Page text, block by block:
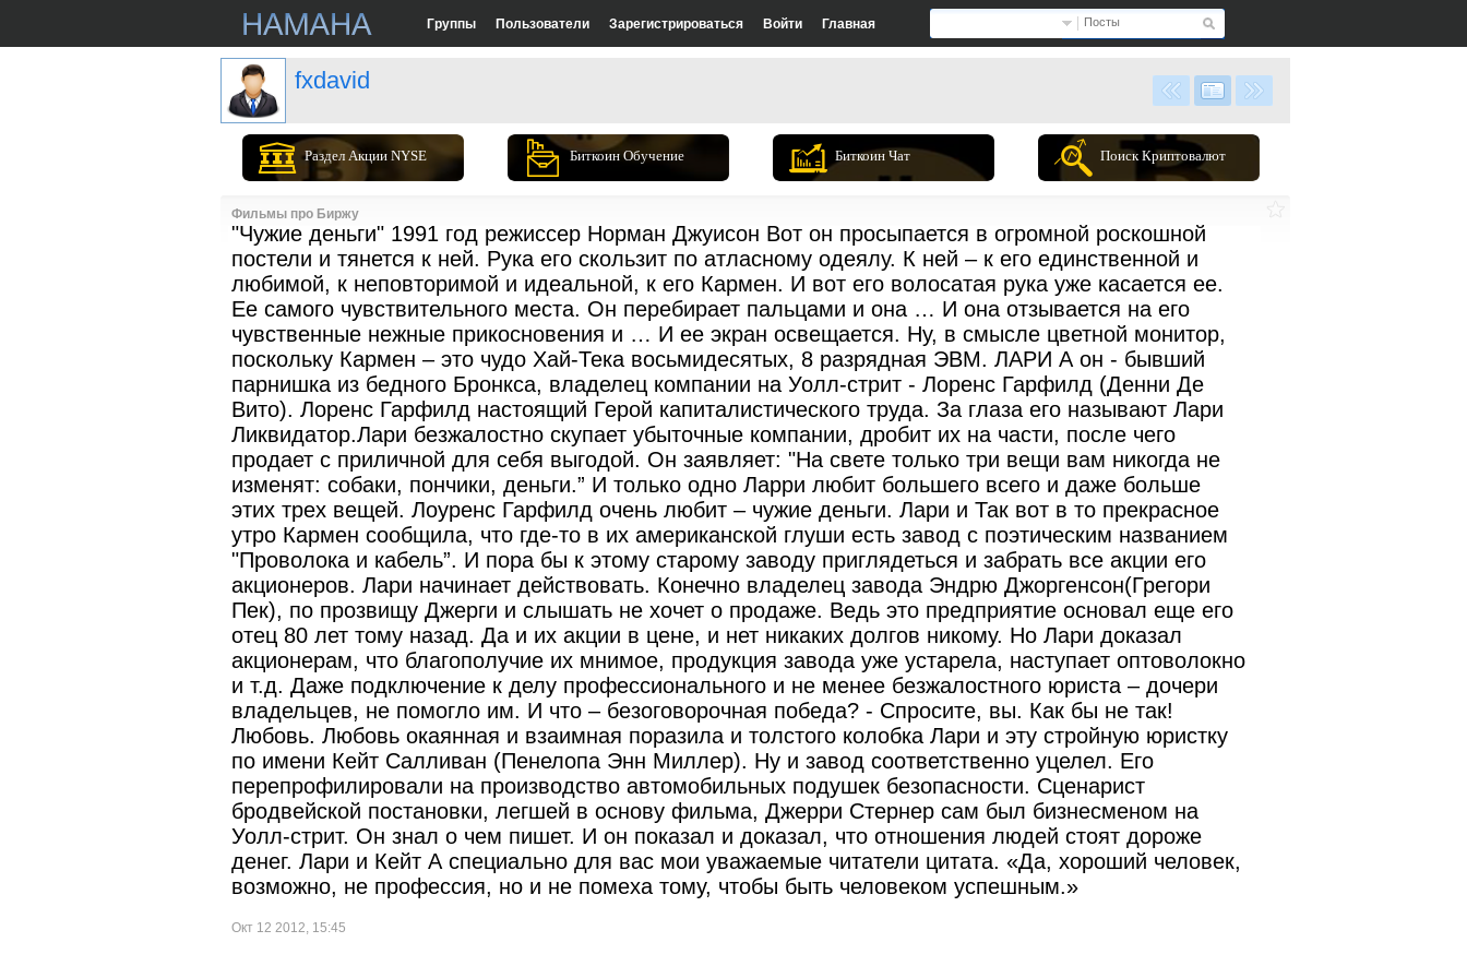
Посты
Группы Пользователи Зарегистрироваться Войти Главная
fxdavid
Раздел Акции NYSE Биткоин Обучение Биткоин Чат Поиск Криптовалют
Фильмы про Биржу
"Чужие деньги" 1991 год режиссер Норман Джуисон Вот он просыпается в огромной роскошной
постели и тянется к ней. Рука его скользит по атласному одеялу. К ней – к его единственной и
любимой, к неповторимой и идеальной, к его Кармен. И вот его волосатая рука уже касается ее.
Ее самого чувствительного места. Он перебирает пальцами и она … И она отзывается на его
чувственные нежные прикосновения и … И ее экран освещается. Ну, в смысле цветной монитор,
поскольку Кармен – это чудо Хай-Тека восьмидесятых, 8 разрядная ЭВМ. ЛАРИ А он - бывший
парнишка из бедного Бронкса, владелец компании на Уолл-стрит - Лоренс Гарфилд (Денни Де
Вито). Лоренс Гарфилд настоящий Герой капиталистического труда. За глаза его называют Лари
Ликвидатор.Лари безжалостно скупает убыточные компании, дробит их на части, после чего
продает с приличной для себя выгодой. Он заявляет: "На свете только три вещи вам никогда не
изменят: собаки, пончики, деньги.” И только одно Ларри любит большего всего и даже больше
этих трех вещей. Лоуренс Гарфилд очень любит – чужие деньги. Лари и Так вот в то прекрасное
утро Кармен сообщила, что где-то в их американской глуши есть завод с поэтическим названием
"Проволока и кабель”. И пора бы к этому старому заводу приглядеться и забрать все акции его
акционеров. Лари начинает действовать. Конечно владелец завода Эндрю Джоргенсон(Грегори
Пек), по прозвищу Джерги и слышать не хочет о продаже. Ведь это предприятие основал еще его
отец 80 лет тому назад. Да и их акции в цене, и нет никаких долгов никому. Но Лари доказал
акционерам, что благополучие их мнимое, продукция завода уже устарела, наступает оптоволокно
и т.д. Даже подключение к делу профессионального и не менее безжалостного юриста – дочери
владельцев, не помогло им. И что – безоговорочная победа? - Спросите, вы. Как бы не так!
Любовь. Любовь окаянная и взаимная поразила и толстого колобка Лари и эту стройную юристку
по имени Кейт Салливан (Пенелопа Энн Миллер). Ну и завод соответственно уцелел. Его
перепрофилировали на производство автомобильных подушек безопасности. Сценарист
бродвейской постановки, легшей в основу фильма, Джерри Стернер сам был бизнесменом на
Уолл-стрит. Он знал о чем пишет. И он показал и доказал, что отношения людей стоят дороже
денег. Лари и Кейт А специально для вас мои уважаемые читатели цитата. «Да, хороший человек,
возможно, не профессия, но и не помеха тому, чтобы быть человеком успешным.»
Окт 12 2012, 15:45